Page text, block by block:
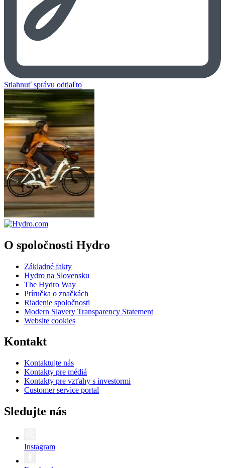
Stiahnuť správu odtiaľto
O spoločnosti Hydro
Základné fakty
Hydro na Slovensku
The Hydro Way
Príručka o značkách
Riadenie spoločnosti
Modern Slavery Transparency Statement
Website cookies
Kontakt
Kontaktujte nás
Kontakty pre médiá
Kontakty pre vzťahy s investormi
Customer service portal
Sledujte nás
Instagram